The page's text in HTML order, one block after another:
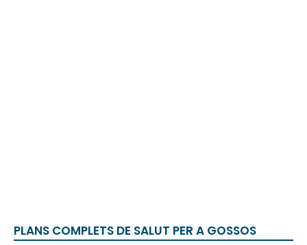
PLANS COMPLETS DE SALUT PER A GOSSOS